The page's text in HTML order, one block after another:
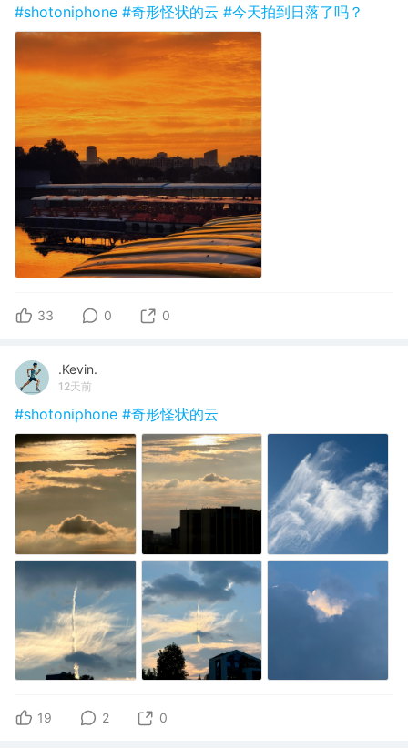
#shotoniphone #奇形怪状的云 #今天拍到日落了吗？
33 0 0
.Kevin.
12天前
#shotoniphone #奇形怪状的云
19 2 0